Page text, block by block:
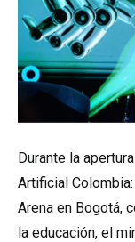
Durante la
Artificial
Arena en Bogotá,
la educación, el